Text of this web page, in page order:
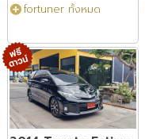
fortuner ทั้งหมด